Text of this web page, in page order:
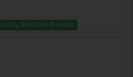
City, Binh Dinh Province